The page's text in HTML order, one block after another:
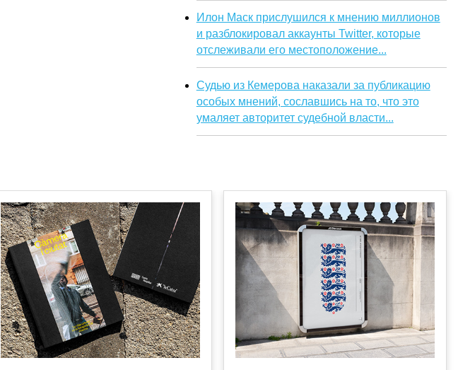
Илон Маск прислушился к мнению миллионов
и разблокировал аккаунты Twitter, которые
отслеживали его местоположение...
Судью из Кемерова наказали за публикацию
особых мнений, сославшись на то, что это
умаляет авторитет судебной власти...